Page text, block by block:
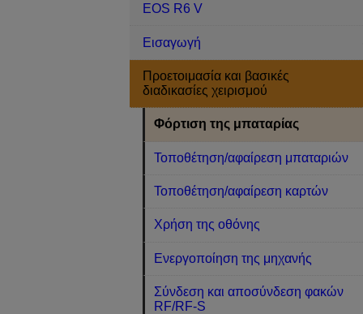
EOS R6 V
Εισαγωγή
Προετοιμασία και βασικές
διαδικασίες χειρισμού
Φόρτιση της μπαταρίας
Τοποθέτηση/αφαίρεση μπαταριών
Τοποθέτηση/αφαίρεση καρτών
Χρήση της οθόνης
Ενεργοποίηση της μηχανής
Σύνδεση και αποσύνδεση φακών
RF/RF-S